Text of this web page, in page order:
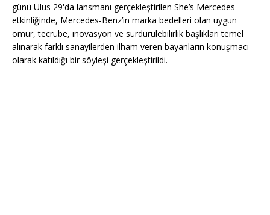
günü Ulus 29'da lansmanı gerçekleştirilen She’s Mercedes
etkinliğinde, Mercedes-Benz’in marka bedelleri olan uygun
ömür, tecrübe, inovasyon ve sürdürülebilirlik başlıkları temel
alınarak farklı sanayilerden ilham veren bayanların konuşmacı
olarak katıldığı bir söyleşi gerçekleştirildi.